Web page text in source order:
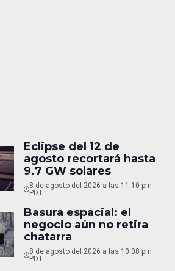
Eclipse del 12 de
agosto recortará hasta
9.7 GW solares
8 de agosto del 2026 a las 11:10 pm
PDT
Basura espacial: el
negocio aún no retira
chatarra
8 de agosto del 2026 a las 10:08 pm
PDT